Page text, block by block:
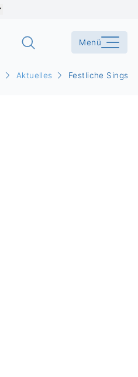
Menü
Aktuelles Festliche